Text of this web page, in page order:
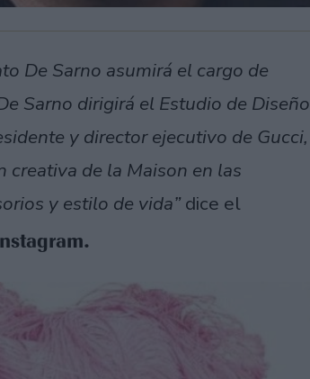
De Sarno asumirá el cargo de
Sarno dirigirá el Estudio de Diseño
y director ejecutivo de Gucci,
creativa de la Maison en las
y estilo de vida” dice el